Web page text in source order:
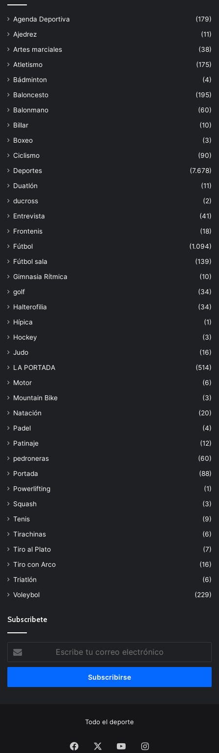
Agenda Deportiva
(179)
Ajedrez
(11)
Artes marciales
(38)
Atletismo
(175)
Bádminton
(4)
Baloncesto
(195)
Balonmano
(60)
Billar
(10)
Boxeo
(3)
Ciclismo
(90)
Deportes
(7.678)
Duatlón
(11)
ducross
(2)
Entrevista
(41)
Frontenis
(18)
Fútbol
(1.094)
Fútbol sala
(139)
Gimnasia Rítmica
(10)
golf
(34)
Halterofilia
(34)
Hípica
(1)
Hockey
(3)
Judo
(16)
LA PORTADA
(514)
Motor
(6)
Mountain Bike
(3)
Natación
(20)
Padel
(4)
Patinaje
(12)
pedroneras
(60)
Portada
(88)
Powerlifting
(1)
Squash
(3)
Tenis
(9)
Tirachinas
(6)
Tiro al Plato
(7)
Tiro con Arco
(16)
Triatlón
(6)
Voleybol
(229)
Subscribete
tu
correo
Todo el deporte
Facebook YouTubeInstagram